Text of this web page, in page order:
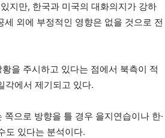
지만, 한국과 미국의 대화의지가 강하
외에 부정적인 영향은 없을 것으로 전
을 주시하고 있다는 점에서 북측이 적
각에서 제기되고 있다.
으로 방향을 틀 경우 을지연습이나 한·
도 있다는 분석이다.